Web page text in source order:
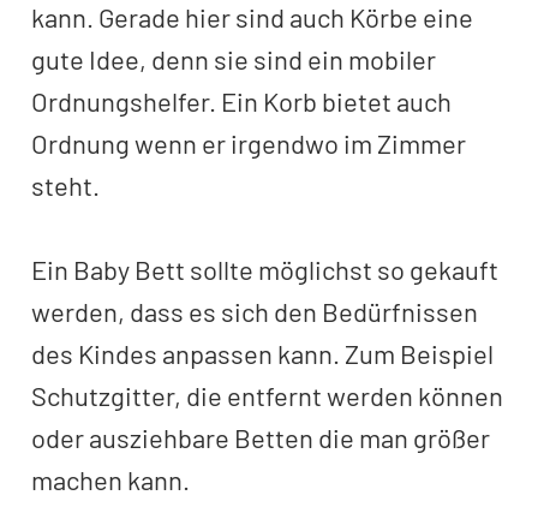
kann. Gerade hier sind auch Körbe eine
gute Idee, denn sie sind ein mobiler
Ordnungshelfer. Ein Korb bietet auch
Ordnung wenn er irgendwo im Zimmer
steht.
Ein Baby Bett sollte möglichst so gekauft
werden, dass es sich den Bedürfnissen
des Kindes anpassen kann. Zum Beispiel
Schutzgitter, die entfernt werden können
oder ausziehbare Betten die man größer
machen kann.